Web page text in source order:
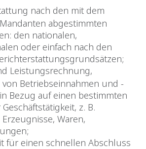
nach den mit dem
abgestimmten
den nationalen,
oder einfach nach den
Leistungsrechnung,
Betriebseinnahmen und -
Bezug auf einen bestimmten
z. B.
Waren,
für einen schnellen Abschluss